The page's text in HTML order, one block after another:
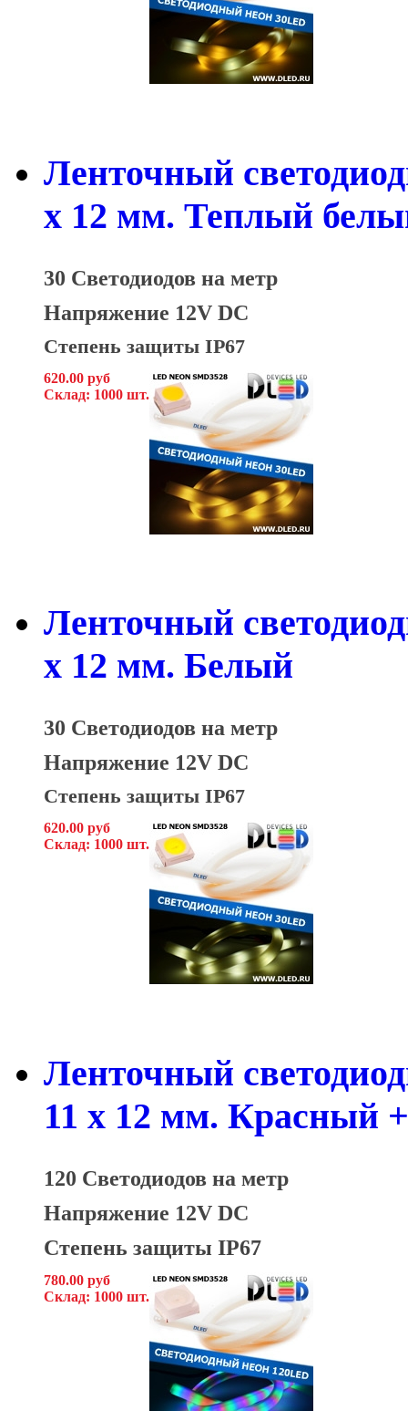
Ленточный
x 12 мм. Теплый
30 Светодиодов на метр
Напряжение 12V DC
Степень защиты IP67
620.00 руб
Склад: 1000 шт.
Ленточный
x 12 мм. Белый
30 Светодиодов на метр
Напряжение 12V DC
Степень защиты IP67
620.00 руб
Склад: 1000 шт.
Ленточный
11 x 12 мм. Красный
120 Светодиодов на метр
Напряжение 12V DC
Степень защиты IP67
780.00 руб
Склад: 1000 шт.